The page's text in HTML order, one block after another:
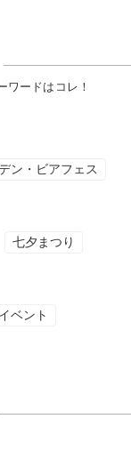
ワードはコレ！
ン・ビアフェス
七夕まつり
ベント